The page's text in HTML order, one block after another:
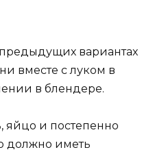
вариантах
вместе с луком в
в блендере.
яйцо и постепенно
должно иметь